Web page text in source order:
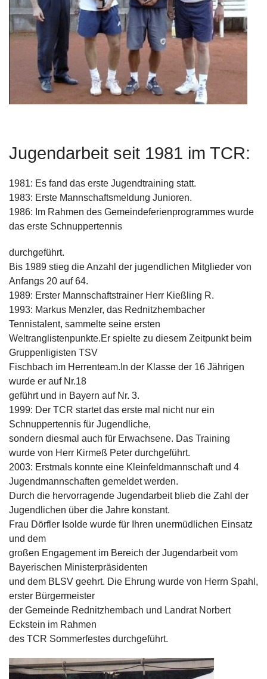
Jugendarbeit seit 1981 im TCR:
1981: Es fand das erste Jugendtraining statt.
1983: Erste Mannschaftsmeldung Junioren.
1986: Im Rahmen des Gemeindeferienprogrammes wurde
das erste Schnuppertennis
durchgeführt.
Bis 1989 stieg die Anzahl der jugendlichen Mitglieder von
Anfangs 20 auf 64.
1989: Erster Mannschaftstrainer Herr Kießling R.
1993: Markus Menzler, das Rednitzhembacher
Tennistalent, sammelte seine ersten
Weltranglistenpunkte.Er spielte zu diesem Zeitpunkt beim
Gruppenligisten TSV
Fischbach im Herrenteam.In der Klasse der 16 Jährigen
wurde er auf Nr.18
geführt und in Bayern auf Nr. 3.
1999: Der TCR startet das erste mal nicht nur ein
Schnuppertennis für Jugendliche,
sondern diesmal auch für Erwachsene. Das Training
wurde von Herr Kirmeß Peter durchgeführt.
2003: Erstmals konnte eine Kleinfeldmannschaft und 4
Jugendmannschaften gemeldet werden.
Durch die hervorragende Jugendarbeit blieb die Zahl der
Jugendlichen über die Jahre konstant.
Frau Dörfler Isolde wurde für Ihren unermüdlichen Einsatz
und dem
großen Engagement im Bereich der Jugendarbeit vom
Bayerischen Ministerpräsidenten
und dem BLSV geehrt. Die Ehrung wurde von Herrn Spahl,
erster Bürgermeister
der Gemeinde Rednitzhembach und Landrat Norbert
Eckstein im Rahmen
des TCR Sommerfestes durchgeführt.